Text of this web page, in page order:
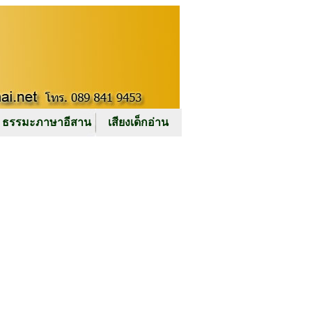
ธรรมะภาษาอีสาน เสียงเด็กอ่าน